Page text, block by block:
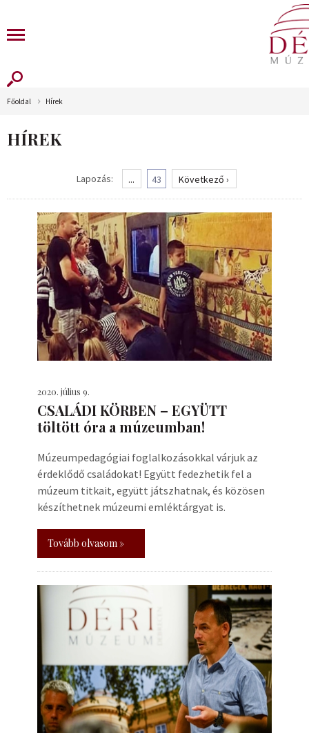
Főoldal Hírek
HÍREK
Lapozás: ... 43 Következő ›
2020. július 9.
CSALÁDI KÖRBEN – EGYÜTT
töltött óra a múzeumban!
Múzeumpedagógiai foglalkozásokkal várjuk az
érdeklődő családokat! Együtt fedezhetik fel a
múzeum titkait, együtt játszhatnak, és közösen
készíthetnek múzeumi emléktárgyat is.
Tovább olvasom »